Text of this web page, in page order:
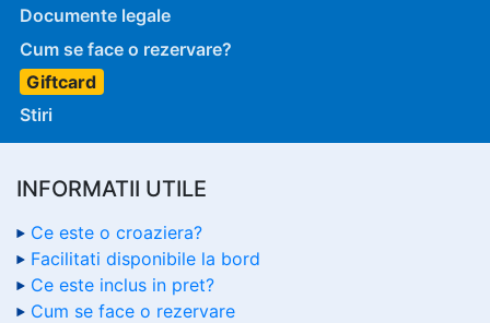
Documente legale
Cum se face o rezervare?
Giftcard
Stiri
INFORMATII UTILE
Ce este o croaziera?
Facilitati disponibile la bord
Ce este inclus in pret?
Cum se face o rezervare